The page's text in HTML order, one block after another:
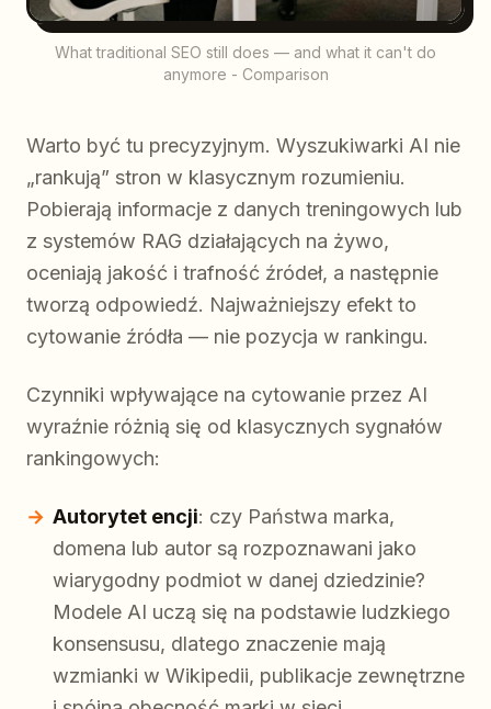
What traditional SEO still does — and what it can't do
anymore - Comparison
Warto być tu precyzyjnym. Wyszukiwarki AI nie
„rankują” stron w klasycznym rozumieniu.
Pobierają informacje z danych treningowych lub
z systemów RAG działających na żywo,
oceniają jakość i trafność źródeł, a następnie
tworzą odpowiedź. Najważniejszy efekt to
cytowanie źródła — nie pozycja w rankingu.
Czynniki wpływające na cytowanie przez AI
wyraźnie różnią się od klasycznych sygnałów
rankingowych:
Autorytet encji: czy Państwa marka,
domena lub autor są rozpoznawani jako
wiarygodny podmiot w danej dziedzinie?
Modele AI uczą się na podstawie ludzkiego
konsensusu, dlatego znaczenie mają
wzmianki w Wikipedii, publikacje zewnętrzne